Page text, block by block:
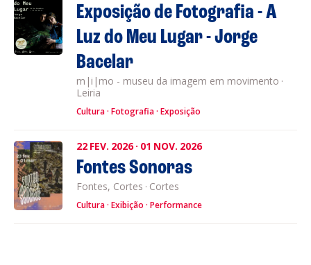
Exposição de Fotografia - A
Luz do Meu Lugar - Jorge
Bacelar
m|i|mo - museu da imagem em movimento ·
Leiria
Cultura Fotografia Exposição
22 FEV. 2026 · 01 NOV. 2026
Fontes Sonoras
Fontes, Cortes · Cortes
Cultura Exibição Performance